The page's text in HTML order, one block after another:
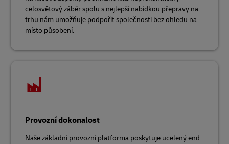
celosvětový záběr spolu s nejlepší nabídkou přepravy na
trhu nám umožňuje podpořit společnosti bez ohledu na
místo působení.
Provozní dokonalost
Naše základní provozní platforma poskytuje ucelený end-